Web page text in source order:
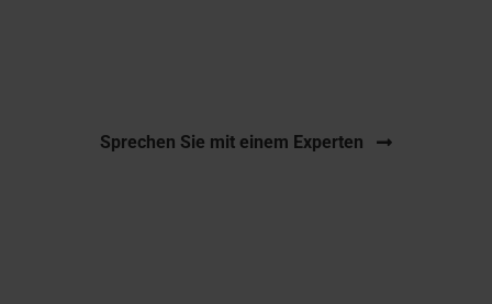
Sprechen Sie mit einem Experten